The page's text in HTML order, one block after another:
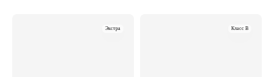
Экстра Класс B